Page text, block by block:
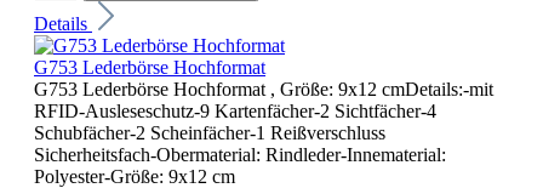
Details
G753 Lederbörse Hochformat
G753 Lederbörse Hochformat , Größe: 9x12 cmDetails:-mit
RFID-Ausleseschutz-9 Kartenfächer-2 Sichtfächer-4
Schubfächer-2 Scheinfächer-1 Reißverschluss
Sicherheitsfach-Obermaterial: Rindleder-Innematerial:
Polyester-Größe: 9x12 cm